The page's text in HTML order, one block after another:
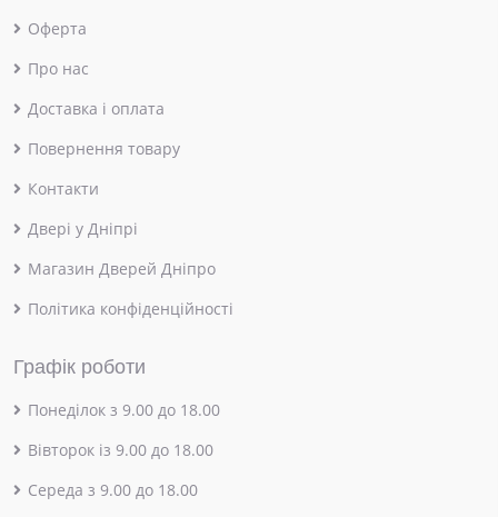
Оферта
Про нас
Доставка і оплата
Повернення товару
Контакти
Двері у Дніпрі
Магазин Дверей Дніпро
Політика конфіденційності
Графік роботи
Понеділок з 9.00 до 18.00
Вівторок із 9.00 до 18.00
Середа з 9.00 до 18.00